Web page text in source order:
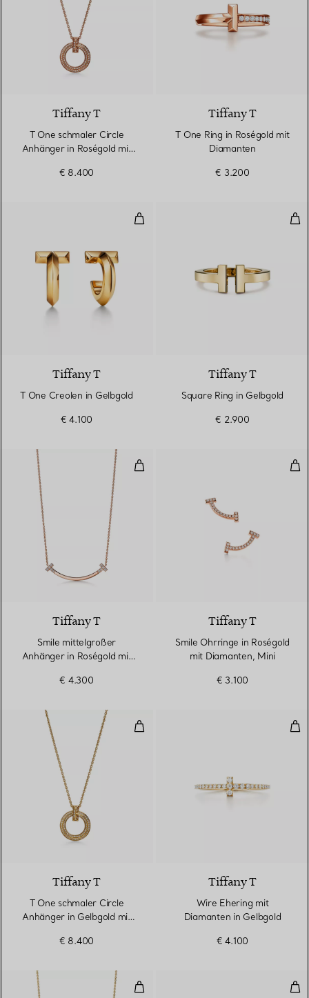
Tiffany T
T One schmaler Circle
Anhänger in Roségold mit
€ 8.400
Tiffany T
T One Ring in Roségold mit
Diamanten
€ 3.200
T One Creolen in Gelbgold
Tiffany T
T One Creolen in Gelbgold
€ 4.100
Tiffany T
Square Ring in Gelbgold
€ 2.900
Smile mittelgroßer Anhänger in
Tiffany T
Smile mittelgroßer
Anhänger in Roségold mit
€ 4.300
Tiffany T
Smile Ohrringe in Roségold
mit Diamanten, Mini
€ 3.100
T One schmaler Circle
Tiffany T
T One schmaler Circle
Anhänger in Gelbgold mit
€ 8.400
Tiffany T
Wire Ehering mit
Diamanten in Gelbgold
€ 4.100
Smile mittelgroßer Anhänger in
T